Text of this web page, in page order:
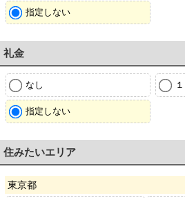
指定しない
礼金
なし
指定しない
住みたいエリア
東京都